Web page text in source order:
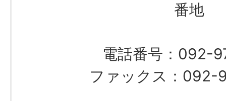
番地
電話番号：092-
ファックス：092-